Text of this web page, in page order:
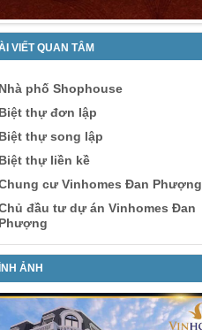
VIẾT QUAN TÂM
phố Shophouse
thự đơn lập
thự song lập
thự liền kề
cư Vinhomes Đan Phượng
đầu tư dự án Vinhomes Đan
ẢNH